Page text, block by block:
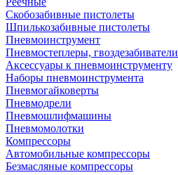
Скобозабивные пистолеты
Шпилькозабивные пистолеты
Пневмоинструмент
Пневмостеплеры, гвоздезабиватели
Аксессуары к пневмоинструменту
Наборы пневмоинструмента
Пневмогайковерты
Пневмодрели
Пневмошлифмашины
Пневмомолотки
Компрессоры
Автомобильные компрессоры
Безмасляные компрессоры